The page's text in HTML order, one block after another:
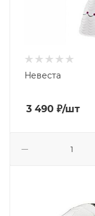
Невеста
3 490 ₽/шт